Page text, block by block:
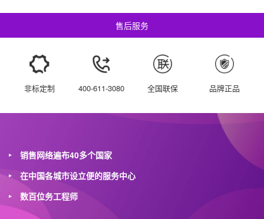
售后服务
非标定制 400-611-3080 全国联保 品牌正品
销售网络遍布40多个国家
在中国各城市设立便的服务中心
数百位务工程师